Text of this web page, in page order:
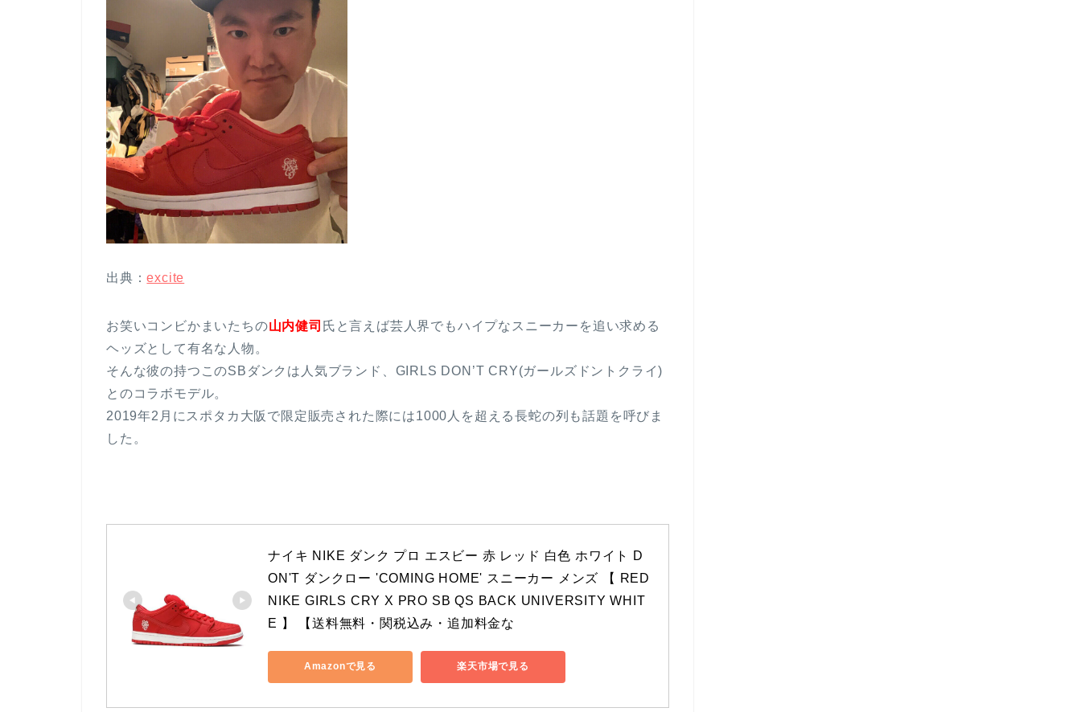
出典：excite
お笑いコンビかまいたちの山内健司 氏と言えば芸人界でもハイプなスニーカーを追い求める
ヘッズとして有名な人物。
そんな彼の持つこのSBダンクは人気ブランド、GIRLS DON’T CRY(ガールズドントクライ)
とのコラボモデル。
2019年2月にスポタカ大阪で限定販売された際には1000人を超える長蛇の列も話題を呼びま
した。
ナイキ NIKE ダンク プロ エスビー 赤 レッド 白色 ホワイト D
ON'T ダンクロー 'COMING HOME' スニーカー メンズ 【 RED
NIKE GIRLS CRY X PRO SB QS BACK UNIVERSITY WHIT
E 】 【送料無料・関税込み・追加料金な
Amazonで見る 楽天市場で見る